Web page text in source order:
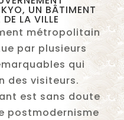
UN BÂTIMENT
LA VILLE
métropolitain
par plusieurs
qui
des visiteurs.
est sans doute
postmodernisme